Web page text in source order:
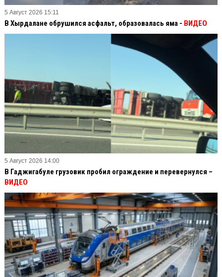
5 Август 2026 15:11
В Хырдалане обрушился асфальт, образовалась яма - ВИДЕО
5 Август 2026 14:00
В Гаджигабуле грузовик пробил ограждение и перевернулся –
ВИДЕО